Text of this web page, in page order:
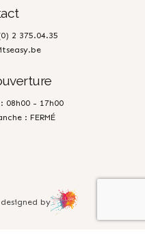
2 375.04.35
08h00 - 17h00
: FERMÉ
by